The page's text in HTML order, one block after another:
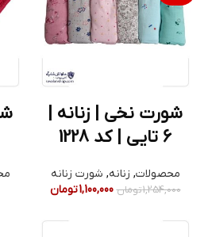
شورت نخی | زنانه |
6 تایی | کد 1228
محصولات, زنانه, شورت زنانه
1,254,000تومان 1,100,000تومان